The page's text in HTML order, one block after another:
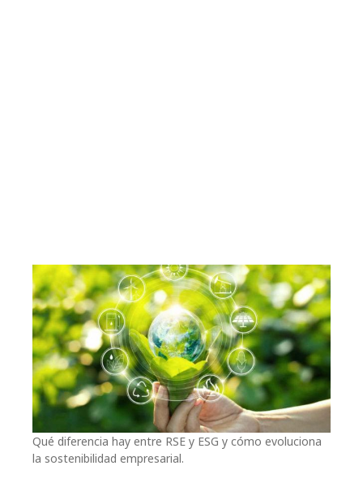
Qué diferencia hay entre RSE y ESG y cómo evoluciona
la sostenibilidad empresarial.